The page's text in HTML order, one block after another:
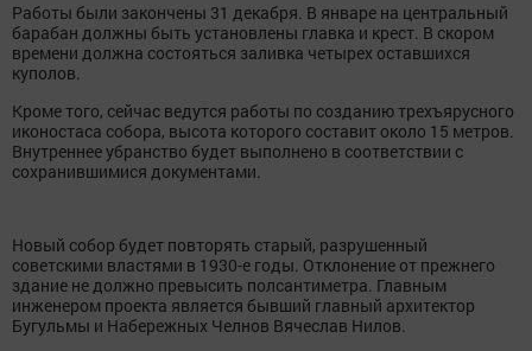
Работы были закончены 31 декабря. В январе на центральный
барабан должны быть установлены главка и крест. В скором
времени должна состояться заливка четырех оставшихся
куполов.
Кроме того, сейчас ведутся работы по созданию трехъярусного
иконостаса собора, высота которого составит около 15 метров.
Внутреннее убранство будет выполнено в соответствии с
сохранившимися документами.
Новый собор будет повторять старый, разрушенный
советскими властями в 1930-е годы. Отклонение от прежнего
здание не должно превысить полсантиметра. Главным
инженером проекта является бывший главный архитектор
Бугульмы и Набережных Челнов Вячеслав Нилов.